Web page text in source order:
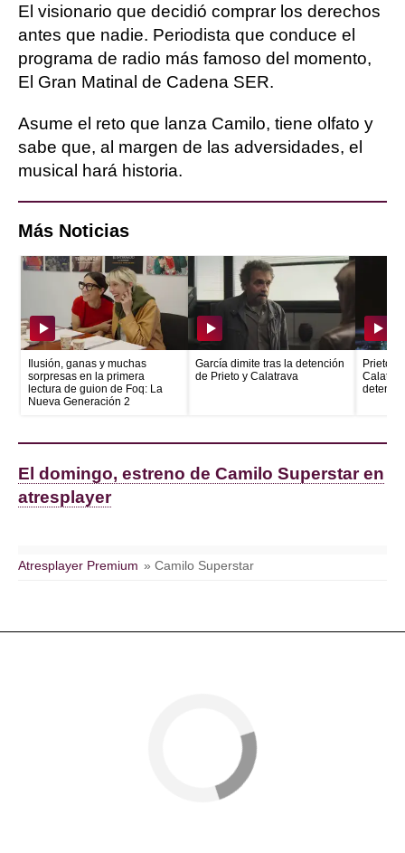
El visionario que decidió comprar los derechos
antes que nadie. Periodista que conduce el
programa de radio más famoso del momento,
El Gran Matinal de Cadena SER.
Asume el reto que lanza Camilo, tiene olfato y
sabe que, al margen de las adversidades, el
musical hará historia.
Más Noticias
Ilusión, ganas y muchas
sorpresas en la primera
lectura de guion de Foq: La
Nueva Generación 2
García dimite tras la detención
de Prieto y Calatrava
Prieto
El domingo, estreno de Camilo Superstar en
atresplayer
Atresplayer Premium » Camilo Superstar